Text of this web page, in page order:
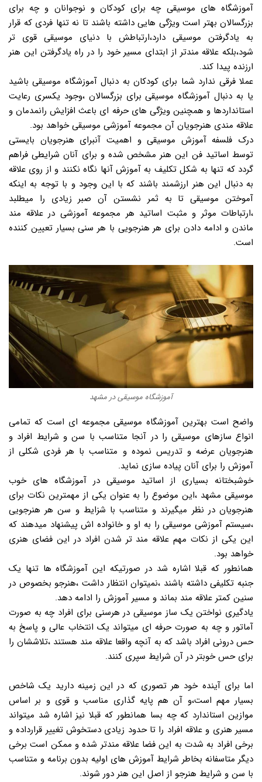
آموزشگاه های موسیقی چه برای کودکان و نوجوانان و چه برای
بزرگسالان بهتر است ویژگی هایی داشته باشند تا نه تنها فردی که قرار
به یادگرفتن موسیقی دارد،ارتباطش با دنیای موسیقی قوی تر
شود،بلکه علاقه مندتر از ابتدای مسیر خود را در راه یادگرفتن این هنر
ارزنده پیدا کند.
عملا فرقی ندارد شما برای کودکان به دنبال آموزشگاه موسیقی باشید
یا به دنبال آموزشگاه موسیقی برای بزرگسالان ،وجود یکسری رعایت
استانداردها و همچنین ویژگی های حرفه ای باعث افزایش رانمدمان و
علاقه مندی هنرجویان آن مجموعه آموزشی موسیقی خواهد بود.
درک فلسفه آموزش موسیقی و اهمیت آنبرای هنرجویان بایستی
توسط اساتید فن این هنر مشخص شده و برای آنان شرایطی فراهم
گردد که تنها به شکل تکلیف به آموزش آنها نگاه نکنند و از روی علاقه
به دنبال این هنر ارزشمند باشند که با این وجود و با توجه به اینکه
آموختن موسیقی تا به ثمر نشستن آن صبر زیادی را میطلبد
،ارتباطات موثر و مثبت اساتید هر مجموعه آموزشی در علاقه مند
ماندن و ادامه دادن برای هر هنرجویی با هر سنی بسیار تعیین کننده
است.
آموزشگاه موسیقی در مشهد
واضح است بهترین آموزشگاه موسیقی مجموعه ای است که تمامی
انواع سازهای موسیقی را در آنجا متناسب با سن و شرایط افراد و
هنرجویان عرضه و تدریس نموده و متناسب با هر فردی شکلی از
آموزش را برای آنان پیاده سازی نماید.
خوشبختانه بسیاری از اساتید موسیقی در آموزشگاه های خوب
موسیقی مشهد ،این موضوع را به عنوان یکی از مهمترین نکات برای
هنرجویان در نظر میگیرند و متناسب با شزایط و سن هر هنرجویی
،سیستم آموزشی موسیقی را به او و خانواده اش پیشنهاد میدهند که
این یکی از نکات مهم علاقه مند تر شدن افراد در این فضای هنری
خواهد بود.
همانطور که قبلا اشاره شد در صورتیکه این آموزشگاه ها تنها یک
جنبه تکلیفی داشته باشند ،نمیتوان انتظار داشت ،هنرجو بخصوص در
سنین کمتر علاقه مند بماند و مسیر آموزش را ادامه دهد.
یادگیری نواختن یک ساز موسیقی در هرسنی برای افراد چه به صورت
آماتور و چه به صورت حرفه ای میتواند یک انتخاب عالی و پاسخ به
حس درونی افراد باشد که به آنچه واقعا علاقه مند هستند ،تلاششان را
برای حس خوبتر در آن شرایط سپری کنند.
اما برای آینده خود هر تصوری که در این زمینه دارید یک شاخص
بسیار مهم است،و آن هم پایه گذاری مناسب و قوی و بر اساس
موازین استاندارد که چه بسا همانطور که قبلا نیز اشاره شد میتواند
مسیر هنری و علاقه افراد را تا حدود زیادی دستخوش تغییر قرارداده و
برخی افراد به شدت به این فضا علاقه مندتر شده و ممکن است برخی
دیگر متاسفانه بخاطر شرایط آموزش های اولیه بدون برنامه و متناسب
با سن و شرایط هنرجو از اصل این هنر دور شوند.